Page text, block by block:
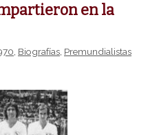
en la
Biografías Premundialistas